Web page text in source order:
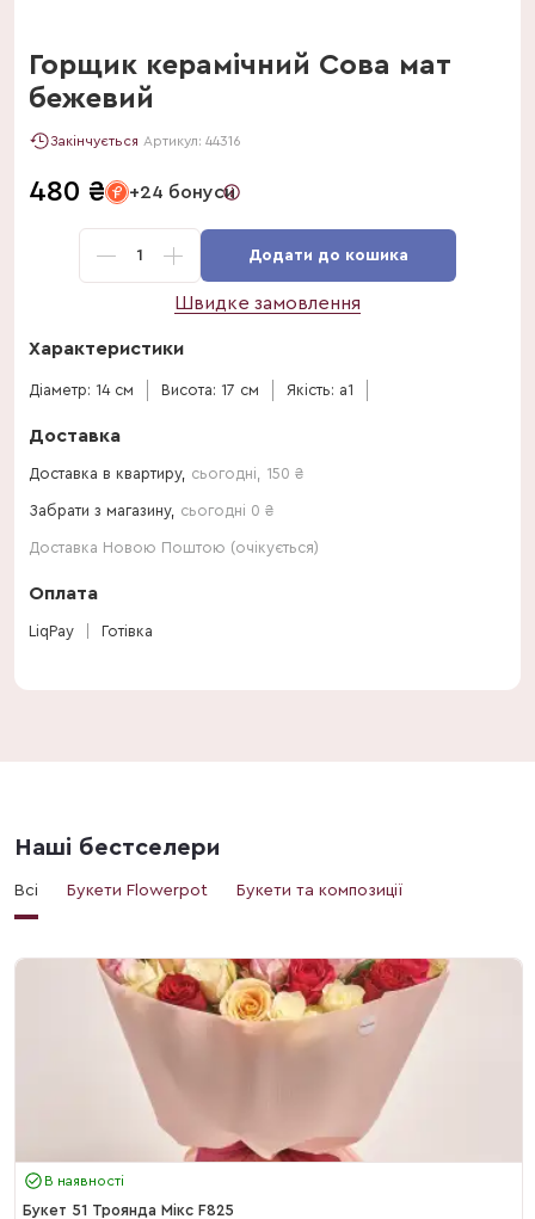
Горщик керамічний Сова мат
бежевий
Закінчується Артикул: 44316
480 ₴ +24 бонуси
1 Додати до кошика
Швидке замовлення
Характеристики
Діаметр: 14 см Висота: 17 см Якість: a1
Доставка
Доставка в квартиру, сьогодні 150 ₴
Забрати з магазину, сьогодні 0 ₴
Доставка Новою Поштою (очікується)
Оплата
LiqPay Готівка
Наші бестселери
Всі Букети Flowerpot Букети та композиції
В наявності
Букет 51 Троянда Мікс F825